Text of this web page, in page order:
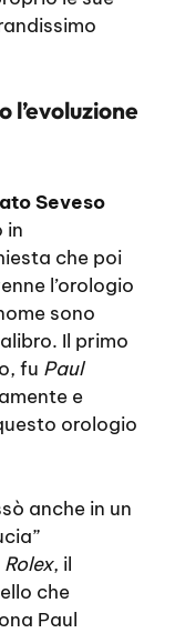
l’evoluzione
Seveso
in
che poi
l’orologio
sono
Il primo
fu Paul
e
orologio
anche in un
Rolex, il
che
Paul